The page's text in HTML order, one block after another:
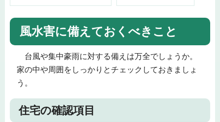
風水害に備えておくべきこと
台風や集中豪雨に対する備えは万全でしょうか。
家の中や周囲をしっかりとチェックしておきましょ
う。
住宅の確認項目